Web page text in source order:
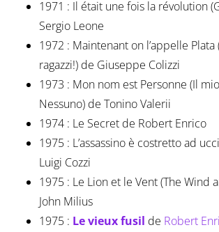
1971 : Il était une fois la révolution
Sergio Leone
1972 : Maintenant on l’appelle
ragazzi!) de Giuseppe Colizzi
1973 : Mon nom est Personne (Il
Nessuno) de Tonino Valerii
1974 : Le Secret de Robert Enrico
1975 : L’assassino è costretto ad
Luigi Cozzi
1975 : Le Lion et le Vent (The Wind
John Milius
1975 : Le vieux fusil de Robert